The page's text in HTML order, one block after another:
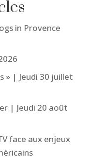
in Provence
» | Jeudi 30 juillet
| Jeudi 20 août
face aux enjeux